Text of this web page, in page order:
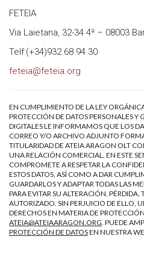
FETEIA
Via Laietana, 32-34 4ª – 08003
Telf:(+34)932 68 94 30
feteia@feteia.org
EN CUMPLIMIENTO DE LA LEY
PROTECCIÓN DE DATOS PERSONALES Y
DIGITALES LE INFORMAMOS QUE LOS
CORREO Y/O ARCHIVO ADJUNTO
TITULARIDAD DE ATEIA ARAGON OLT
UNA RELACIÓN COMERCIAL. EN ESTE
COMPROMETE A RESPETAR LA
ESTOS DATOS, ASÍ COMO A DAR
GUARDARLOS Y ADAPTAR TODAS LAS
PARA EVITAR SU ALTERACIÓN,
AUTORIZADO. SIN PERJUICIO DE ELLO,
DERECHOS EN MATERIA DE
ATEIA@ATEIAARAGON.ORG. PUEDE
PROTECCIÓN DE DATOSEN NUESTRA